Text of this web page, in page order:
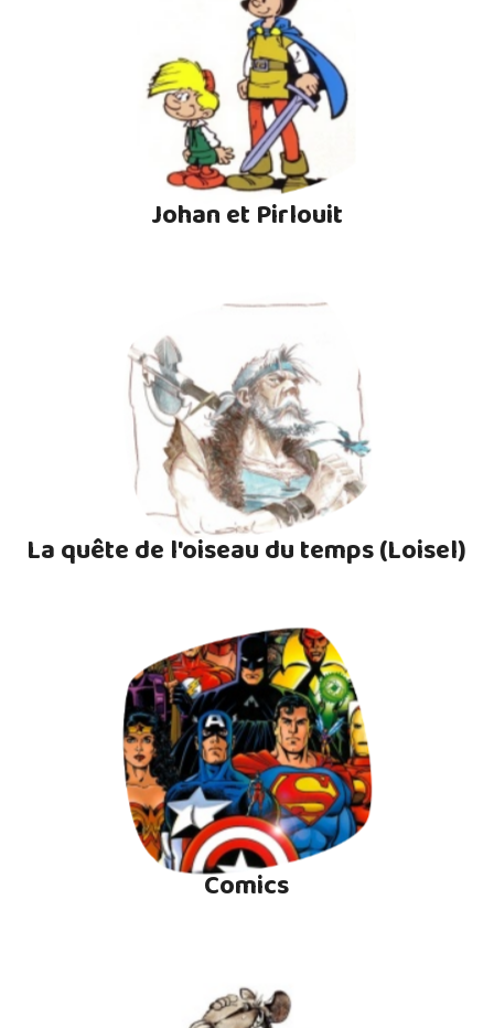
Johan et Pirlouit
La quête de l'oiseau du temps (Loisel)
Comics